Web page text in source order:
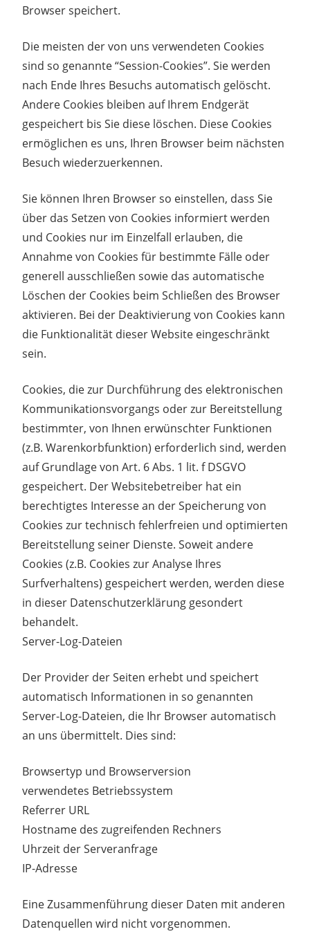
Browser speichert.
Die meisten der von uns verwendeten Cookies
sind so genannte “Session-Cookies”. Sie werden
nach Ende Ihres Besuchs automatisch gelöscht.
Andere Cookies bleiben auf Ihrem Endgerät
gespeichert bis Sie diese löschen. Diese Cookies
ermöglichen es uns, Ihren Browser beim nächsten
Besuch wiederzuerkennen.
Sie können Ihren Browser so einstellen, dass Sie
über das Setzen von Cookies informiert werden
und Cookies nur im Einzelfall erlauben, die
Annahme von Cookies für bestimmte Fälle oder
generell ausschließen sowie das automatische
Löschen der Cookies beim Schließen des Browser
aktivieren. Bei der Deaktivierung von Cookies kann
die Funktionalität dieser Website eingeschränkt
sein.
Cookies, die zur Durchführung des elektronischen
Kommunikationsvorgangs oder zur Bereitstellung
bestimmter, von Ihnen erwünschter Funktionen
(z.B. Warenkorbfunktion) erforderlich sind, werden
auf Grundlage von Art. 6 Abs. 1 lit. f DSGVO
gespeichert. Der Websitebetreiber hat ein
berechtigtes Interesse an der Speicherung von
Cookies zur technisch fehlerfreien und optimierten
Bereitstellung seiner Dienste. Soweit andere
Cookies (z.B. Cookies zur Analyse Ihres
Surfverhaltens) gespeichert werden, werden diese
in dieser Datenschutzerklärung gesondert
behandelt.
Server-Log-Dateien
Der Provider der Seiten erhebt und speichert
automatisch Informationen in so genannten
Server-Log-Dateien, die Ihr Browser automatisch
an uns übermittelt. Dies sind:
Browsertyp und Browserversion
verwendetes Betriebssystem
Referrer URL
Hostname des zugreifenden Rechners
Uhrzeit der Serveranfrage
IP-Adresse
Eine Zusammenführung dieser Daten mit anderen
Datenquellen wird nicht vorgenommen.